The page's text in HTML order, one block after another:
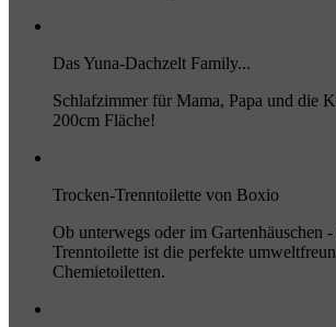
Das Yuna-Dachzelt Family...
Schlafzimmer für Mama, Papa und die
200cm Fläche!
Trocken-Trenntoilette von Boxio
Ob unterwegs oder im Gartenhäuschen
Trenntoilette ist die perfekte
Chemietoiletten.